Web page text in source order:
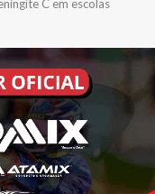
C em escolas